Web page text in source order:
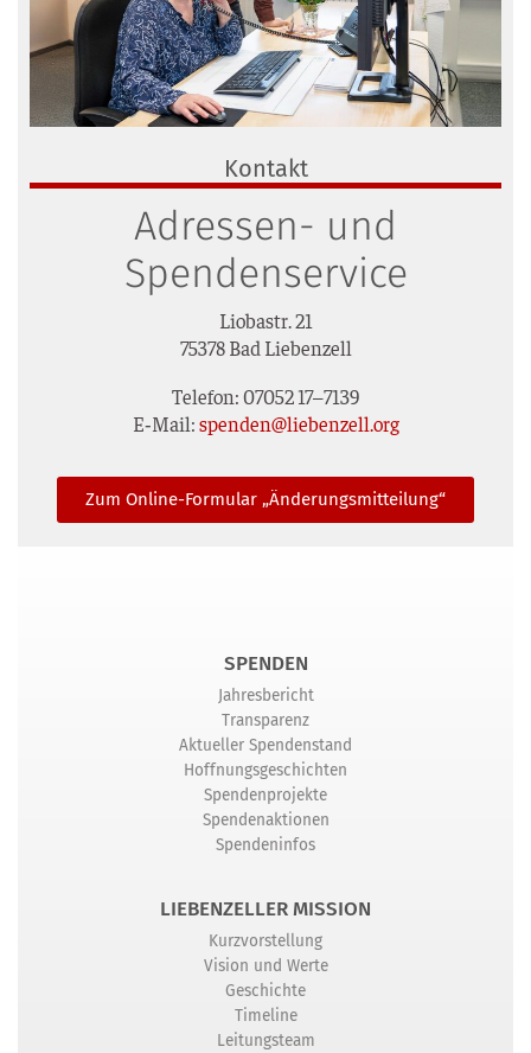
Kontakt
Adressen- und
Spendenservice
Lio­bastr. 21
75378 Bad Liebenzell
Tele­fon: 07052 17–7139
E‑Mail:spenden@liebenzell.org
Zum Online-For­mu­lar „Ände­rungs­mit­tei­lung“
SPENDEN
Jahresbericht
Transparenz
Aktueller Spendenstand
Hoffnungsgeschichten
Spendenprojekte
Spendenaktionen
Spendeninfos
LIEBENZELLER MISSION
Kurzvorstellung
Vision und Werte
Geschichte
Timeline
Leitungsteam